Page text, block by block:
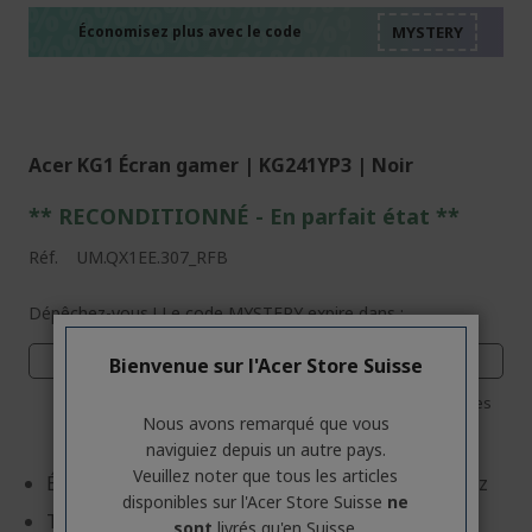
Économisez plus avec le code
Acer KG1 Écran gamer | KG241YP3 | Noir
** RECONDITIONNÉ - En parfait état **
Réf. UM.QX1EE.307_RFB
Dépêchez-vous ! Le code MYSTERY expire dans :
04 02
Secondes
Écran: 60.5 cm (23.8") Full HD (1920 x 1080) 180 Hz
Technologie d'écran: Vertical Alignment (VA)
Bienvenue sur l'Acer Store Suisse
Nous avons remarqué que vous
naviguiez depuis un autre pays.
Veuillez noter que tous les articles
disponibles sur l'Acer Store Suisse ne